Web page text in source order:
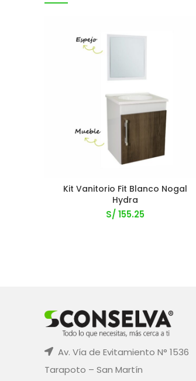
Kit Vanitorio Fit Blanco Nogal
Hydra
S/155.25
Av. Vía de Evitamiento N° 1536
Tarapoto – San Martín